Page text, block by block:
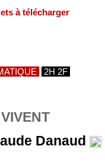
à télécharger
2H 2F
Danaud